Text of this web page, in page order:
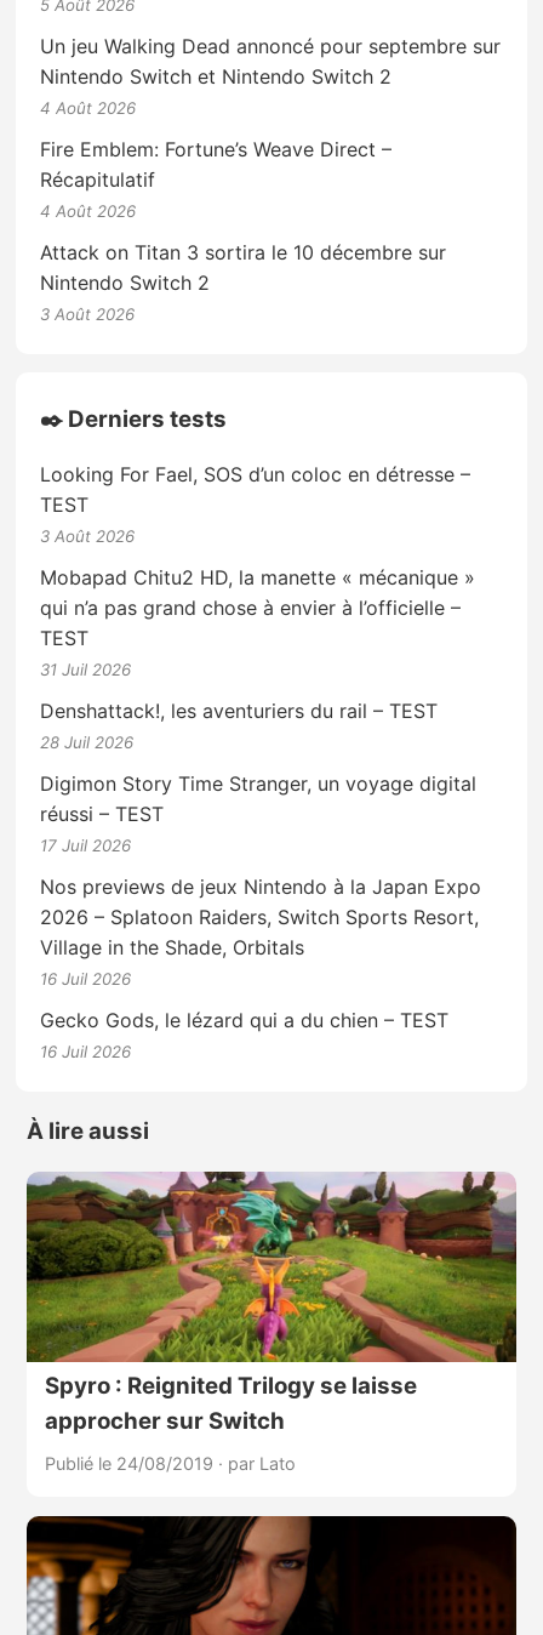
5 Août 2026
Un jeu Walking Dead annoncé pour septembre sur
Nintendo Switch et Nintendo Switch 2
4 Août 2026
Fire Emblem: Fortune’s Weave Direct –
Récapitulatif
4 Août 2026
Attack on Titan 3 sortira le 10 décembre sur
Nintendo Switch 2
3 Août 2026
✒️ Derniers tests
Looking For Fael, SOS d’un coloc en détresse –
TEST
3 Août 2026
Mobapad Chitu2 HD, la manette « mécanique »
qui n’a pas grand chose à envier à l’officielle –
TEST
31 Juil 2026
Denshattack!, les aventuriers du rail – TEST
28 Juil 2026
Digimon Story Time Stranger, un voyage digital
réussi – TEST
17 Juil 2026
Nos previews de jeux Nintendo à la Japan Expo
2026 – Splatoon Raiders, Switch Sports Resort,
Village in the Shade, Orbitals
16 Juil 2026
Gecko Gods, le lézard qui a du chien – TEST
16 Juil 2026
À lire aussi
Spyro : Reignited Trilogy se laisse
approcher sur Switch
Publié le 24/08/2019 · par Lato